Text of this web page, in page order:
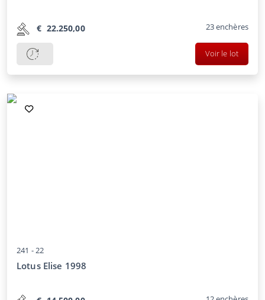
€ 22.250,00 23enchères
Voir le lot
241 -22
Lotus Elise 1998